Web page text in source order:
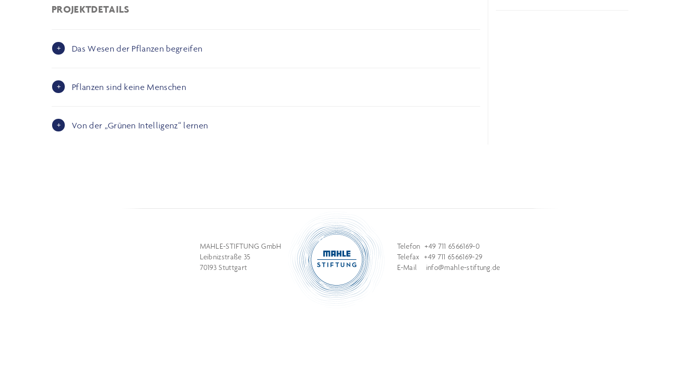
PROJEKTDETAILS
Das Wesen der Pflanzen begreifen
Pflanzen sind keine Menschen
Von der „Grünen Intelligenz“ lernen
MAHLE-STIFTUNG GmbH
Leibnizstraße 35
70193 Stuttgart
Telefon +49 711 6566169-0
Telefax +49 711 6566169-29
E-Mail info@mahle-stiftung.de